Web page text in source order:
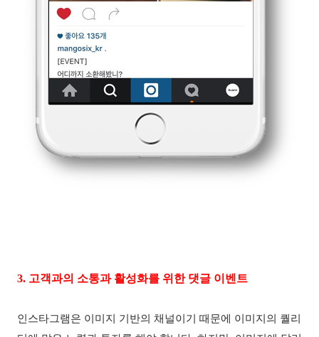
3. 고객과의 소통과 활성화를 위한 댓글 이벤트
인스타그램은 이미지 기반의 채널이기 때문에 이미지의 퀄리